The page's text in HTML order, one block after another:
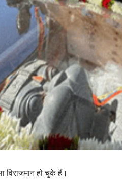
विराजमान हो चुके हैं।